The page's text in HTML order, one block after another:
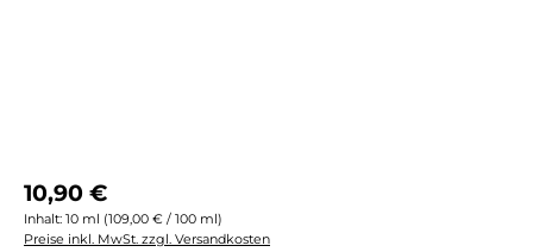
Regulärer Preis:
10,90 €
Inhalt: 10 ml (109,00 € / 100 ml)
Preise inkl. MwSt. zzgl. Versandkosten